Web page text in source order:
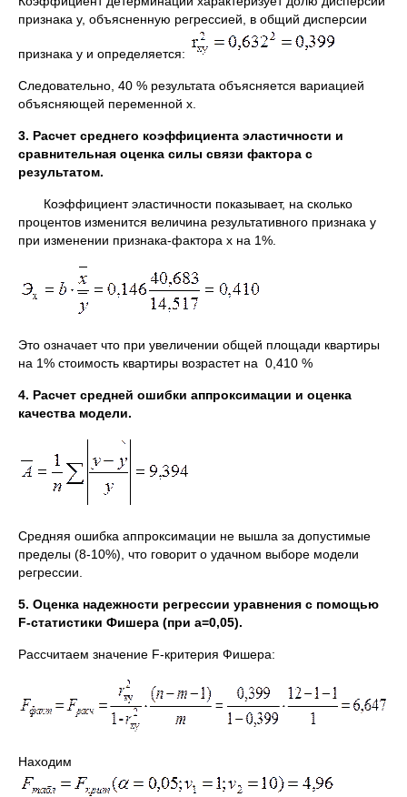
признака у, объясненную регрессией, в общий дисперсии
признака у и определяется:
Следовательно, 40 % результата объясняется вариацией
объясняющей переменной х.
3. Расчет среднего коэффициента эластичности и
сравнительная оценка силы связи фактора с
результатом.
Коэффициент эластичности показывает, на сколько
процентов изменится величина результативного признака y
при изменении признака-фактора x на 1%.
Это означает что при увеличении общей площади квартиры
на 1% стоимость квартиры возрастет на 0,410 %
4. Расчет средней ошибки аппроксимации и оценка
качества модели.
Средняя ошибка аппроксимации не вышла за допустимые
пределы (8-10%), что говорит о удачном выборе модели
регрессии.
5. Оценка надежности регрессии уравнения с помощью
F-статистики Фишера (при a=0,05).
Рассчитаем значение F-критерия Фишера:
Находим